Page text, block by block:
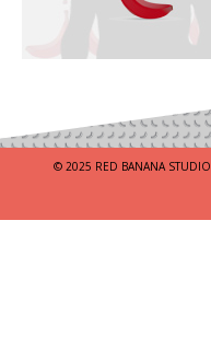
© 2025 RED BANANA